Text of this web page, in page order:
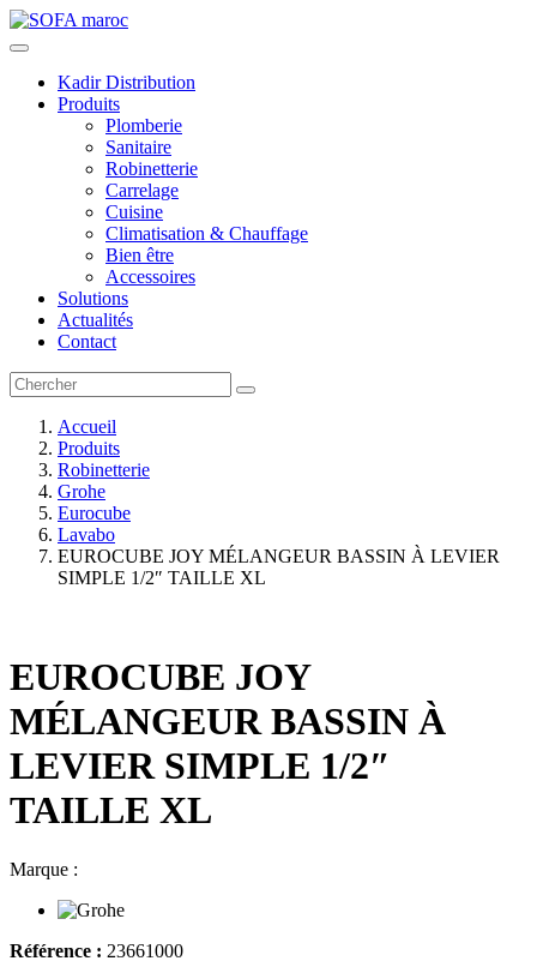
Kadir Distribution
Produits
Plomberie
Sanitaire
Robinetterie
Carrelage
Cuisine
Climatisation & Chauffage
Bien être
Accessoires
Solutions
Actualités
Contact
Accueil
Produits
Robinetterie
Grohe
Eurocube
Lavabo
EUROCUBE JOY MÉLANGEUR BASSIN À LEVIER
SIMPLE 1/2″ TAILLE XL
EUROCUBE JOY
MÉLANGEUR BASSIN À
LEVIER SIMPLE 1/2″
TAILLE XL
Marque :
Référence : 23661000